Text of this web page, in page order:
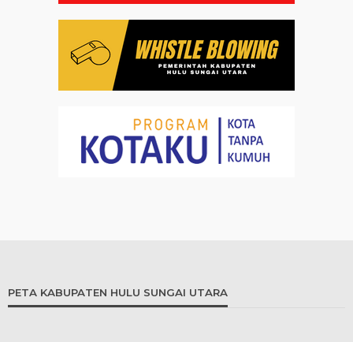
PETA KABUPATEN HULU SUNGAI UTARA